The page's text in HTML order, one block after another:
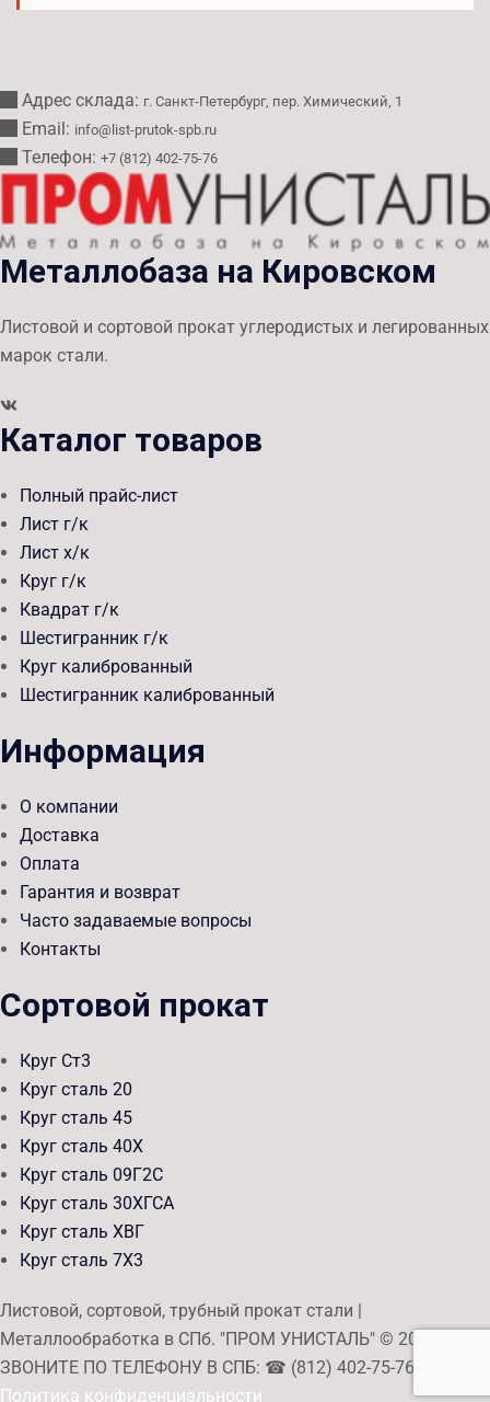
Адрес склада: г. Санкт-Петербург, пер. Химический, 1
Email: info@list-prutok-spb.ru
Телефон: +7 (812) 402-75-76
Металлобаза на Кировском
Листовой и сортовой прокат углеродистых и легированных
марок стали.
Каталог товаров
Полный прайс-лист
Лист г/к
Лист х/к
Круг г/к
Квадрат г/к
Шестигранник г/к
Круг калиброванный
Шестигранник калиброванный
Информация
О компании
Доставка
Оплата
Гарантия и возврат
Часто задаваемые вопросы
Контакты
Сортовой прокат
Круг Ст3
Круг сталь 20
Круг сталь 45
Круг сталь 40Х
Круг сталь 09Г2С
Круг сталь 30ХГСА
Круг сталь ХВГ
Круг сталь 7Х3
Листовой, сортовой, трубный прокат стали |
Металлообработка в СПб. "ПРОМ УНИСТАЛЬ" © 2026
ЗВОНИТЕ ПО ТЕЛЕФОНУ В СПБ: ☎ (812) 402-75-76.
Политика конфиденциальности